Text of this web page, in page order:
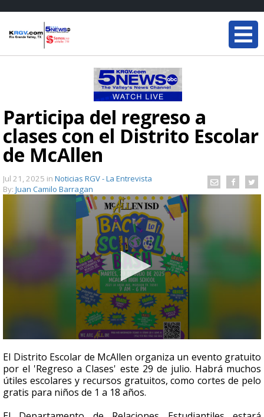
Participa del regreso a
clases con el Distrito Escolar
de McAllen
Jul 21, 2025 in Noticias RGV - La Entrevista
By: Juan Camilo Barragan
seconds
of
4
minutes,
16
seconds
El Distrito Escolar de McAllen organiza un evento gratuito
por el 'Regreso a Clases' este 29 de julio. Habrá muchos
útiles escolares y recursos gratuitos, como cortes de pelo
gratis para niños de 1 a 18 años.